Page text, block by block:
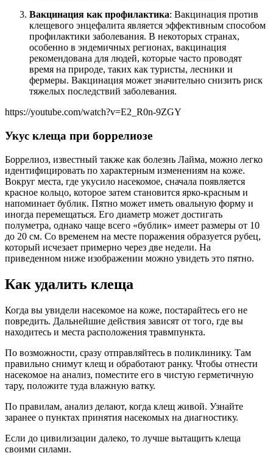
Вакцинация как профилактика: Вакцинация против
клещевого энцефалита является эффективным способом
профилактики заболевания. В некоторых странах,
особенно в эндемичных регионах, вакцинация
рекомендована для людей, которые часто проводят
время на природе, таких как туристы, лесники и
фермеры. Вакцинация может значительно снизить риск
тяжелых последствий заболевания.
https://youtube.com/watch?v=E2_R0n-9ZGY
Укус клеща при боррелиозе
Боррелиоз, известный также как болезнь Лайма, можно легко
идентифицировать по характерным изменениям на коже.
Вокруг места, где укусило насекомое, сначала появляется
красное кольцо, которое затем становится ярко-красным и
напоминает бублик. Пятно может иметь овальную форму и
иногда перемещаться. Его диаметр может достигать
полуметра, однако чаще всего «бублик» имеет размеры от 10
до 20 см. Со временем на месте поражения образуется рубец,
который исчезает примерно через две недели. На
приведенном ниже изображении можно увидеть это пятно.
Как удалить клеща
Когда вы увидели насекомое на коже, постарайтесь его не
повредить. Дальнейшие действия зависят от того, где вы
находитесь и места расположения травмпункта.
По возможности, сразу отправляйтесь в поликлинику. Там
правильно снимут клещ и обработают ранку. Чтобы отнести
насекомое на анализ, поместите его в чистую герметичную
тару, положите туда влажную ватку.
По правилам, анализ делают, когда клещ живой. Узнайте
заранее о пунктах принятия насекомых на диагностику.
Если до цивилизации далеко, то лучше вытащить клеща
своими силами.